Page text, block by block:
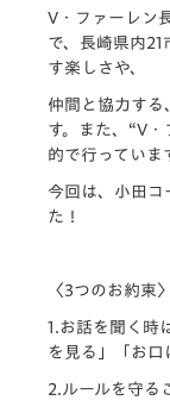
V・ファーレン
で、 長崎県内21
す楽しさや、
仲間と協力する
す。
また、“V
的で行っていま
今回は、小田コ
た！
〈3つのお約束〉
1.お話を聞く時
を見る」「お口
2.ルールを守る